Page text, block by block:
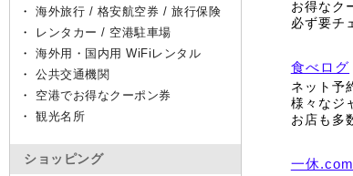
・海外旅行 / 格安航空券 / 旅行保険
・
レンタカー / 空港駐車場
・海外用・国内用 WiFiレンタル
・公共交通機関
・ 空港でお得なクーポン券
・観光名所
ショッピング
お得なク
必ず要チ
食べログ
ネット予
様々なジ
お店も多
一休